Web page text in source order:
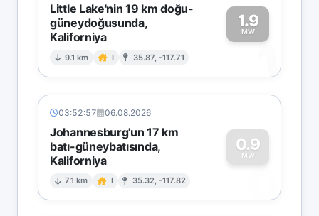
Little Lake'nin 19 km doğu-
güneydoğusunda,
Kaliforniya
9.1 km I 35.87, -117.71
1.9
MW
1
03:52:57 06.08.2026
Johannesburg'un 17 km
batı-güneybatısında,
Kaliforniya
7.1 km I 35.32, -117.82
0.9
MW
0